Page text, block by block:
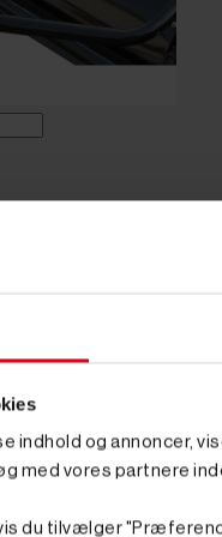
indhold og annoncer,
med vores partnere
du tilvælger
du elske at lette
på mindre udendørs